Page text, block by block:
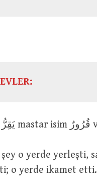
o yerde ikamet etti.